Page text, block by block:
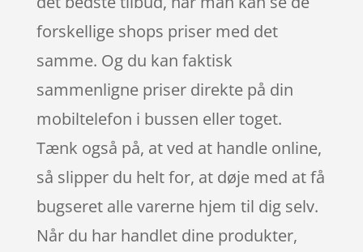
forskellige shops priser med det
samme. Og du kan faktisk
sammenligne priser direkte på din
mobiltelefon i bussen eller toget.
Tænk også på, at ved at handle online,
så slipper du helt for, at døje med at få
bugseret alle varerne hjem til dig selv.
Når du har handlet dine produkter,